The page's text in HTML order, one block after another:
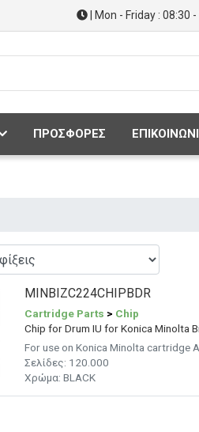
| Mon - Friday : 08:30
ΠΡΟΣΦΟΡΕΣ
MINBIZC224CHIPBDR
Cartridge Parts > Chip
Chip for Drum IU for Konica Minolta
For use on Konica Minolta cartridge
Σελίδες: 120.000
Χρώμα: BLACK